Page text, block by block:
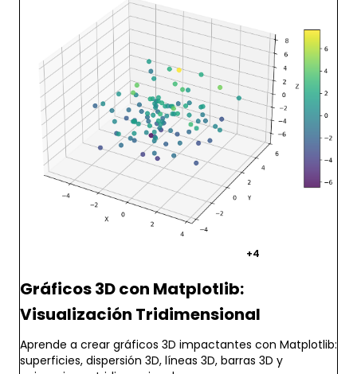
+4
Gráficos 3D con Matplotlib:
Visualización Tridimensional
Aprende a crear gráficos 3D impactantes con Matplotlib:
superficies, dispersión 3D, líneas 3D, barras 3D y